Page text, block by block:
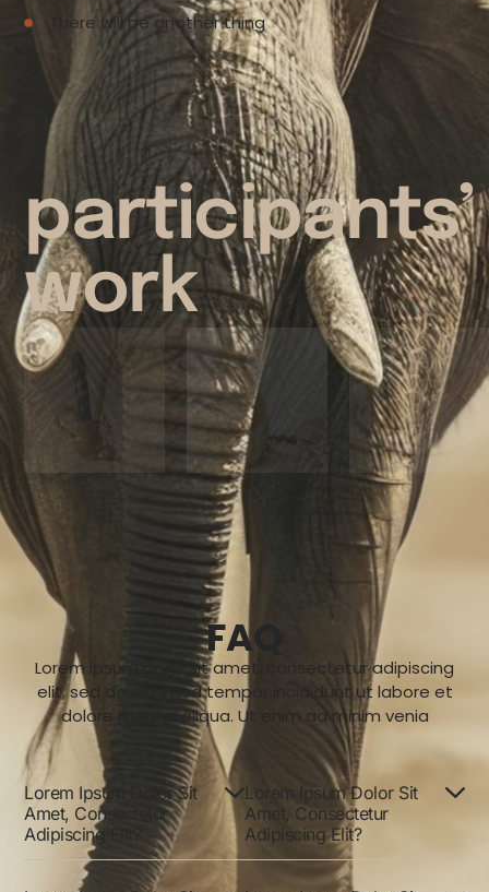
There will be another thing
participants’
work
FAQ
Lorem ipsum dolor sit amet, consectetur adipiscing
elit, sed do eiusmod tempor incididunt ut labore et
dolore magna aliqua. Ut enim ad minim venia
Lorem Ipsum Dolor Sit
Amet, Consectetur
Adipiscing Elit?
Lorem Ipsum Dolor Sit
Amet, Consectetur
Adipiscing Elit?